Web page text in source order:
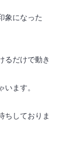
象になった
るだけで動き
います。
ちしておりま